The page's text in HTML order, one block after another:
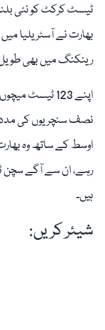
ٹیسٹ کرکٹ کو نئی
بھارت نے آسٹریلیا
رینکنگ میں بھی
اوسط کے ساتھ وہ
رہے، ان سے آگے سچن
ہیں۔
شیئر کریں: